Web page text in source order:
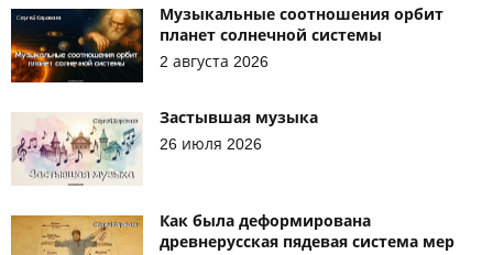
Музыкальные соотношения орбит
планет солнечной системы
2 августа 2026
Застывшая музыка
26 июля 2026
Как была деформирована
древнерусская пядевая система мер